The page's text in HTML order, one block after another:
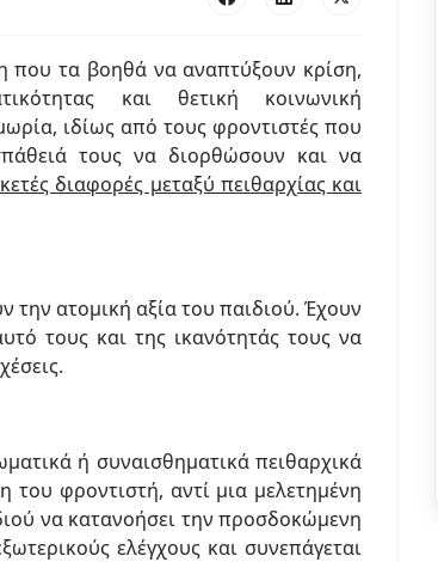
που τα βοηθά να αναπτύξουν κρίση,
και θετική κοινωνική
ιδίως από τους φροντιστές που
τους να διορθώσουν και να
διαφορές μεταξύ πειθαρχίας και
την ατομική αξία του παιδιού. Έχουν
τους και της ικανότητάς τους να
ή συναισθηματικά πειθαρχικά
φροντιστή, αντί μια μελετημένη
να κατανοήσει την προσδοκώμενη
ελέγχους και συνεπάγεται